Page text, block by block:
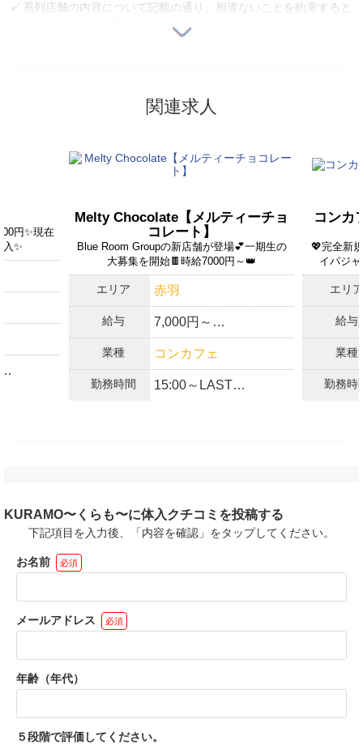
系列店舗の内容について記載の通り、相違ないことを約束すると
ユーザー苦情等トラブル発生時には利用できなくなる可能性があ
法外なペナルティを課すことはないことを約束します。
18歳未満勤務者の雇用を行っていない、かつ行わないことを約束
過去1年以内に求人媒体ご利用料金の1ケ月以上の支払い遅れや未
払いは発生していません。
上記の内容について記載のとおり相違ないことを約束するととも
に、今後公開するお仕事情報が実勤務と相違ないことを保証しま
す。
上記の内容が変更になった場合は、速やかに体入がるる運営事務
局に連絡することを約束します。
関連求人
円✨️現在
✨️
ッツリ
Melty Chocolate【メルティーチョ
コレート】
Blue Room Groupの新店舗が登場💕一期生の
大募集を開始🍫時給7000円～👑
エリア 赤羽
給与 7,000円～
❤️時給7,000円START
❤️高額バックあり
業種 コンカフェ
勤務時間 15:00～LAST
コンカ
💖完全新
イパジ
エリア
給与
業種
勤務時
KURAMO〜くらも〜に体入クチコミを投稿する
下記項目を入力後、「内容を確認」をタップしてください。
お名前 必須
メールアドレス 必須
年齢（年代）
５段階で評価してください。